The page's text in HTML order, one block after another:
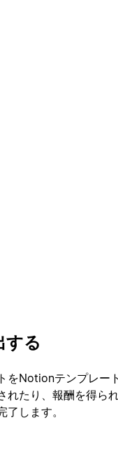
する
をNotionテンプレー
れたり、報酬を得ら
します。